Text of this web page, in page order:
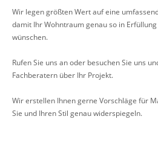
Wir legen größten Wert auf eine
damit Ihr Wohntraum genau so in
wünschen.
Rufen Sie uns an oder besuchen Sie uns
Fachberatern über Ihr Projekt.
Wir erstellen Ihnen gerne Vorschläge für
Sie und Ihren Stil genau widerspiegeln.